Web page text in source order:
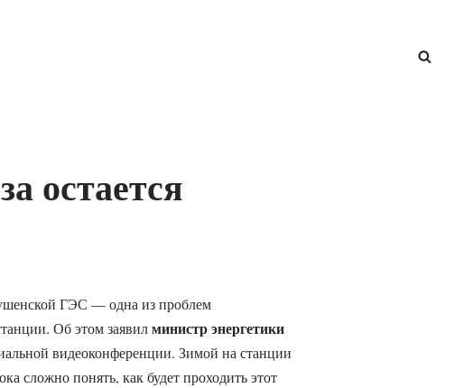
остается
ГЭС — одна из проблем
Об этом заявилминистр энергетики
видеоконференции. Зимой на станции
сложно понять, как будет проходить этот